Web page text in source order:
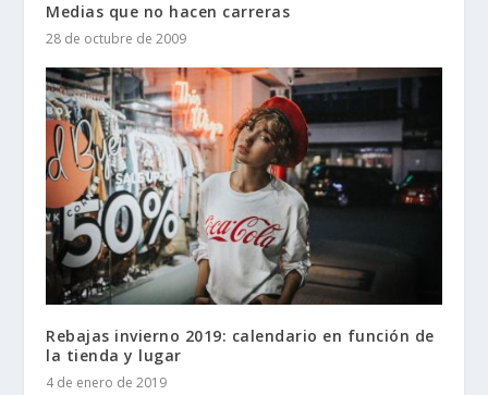
Medias que no hacen carreras
28 de octubre de 2009
Rebajas invierno 2019: calendario en función de
la tienda y lugar
4 de enero de 2019